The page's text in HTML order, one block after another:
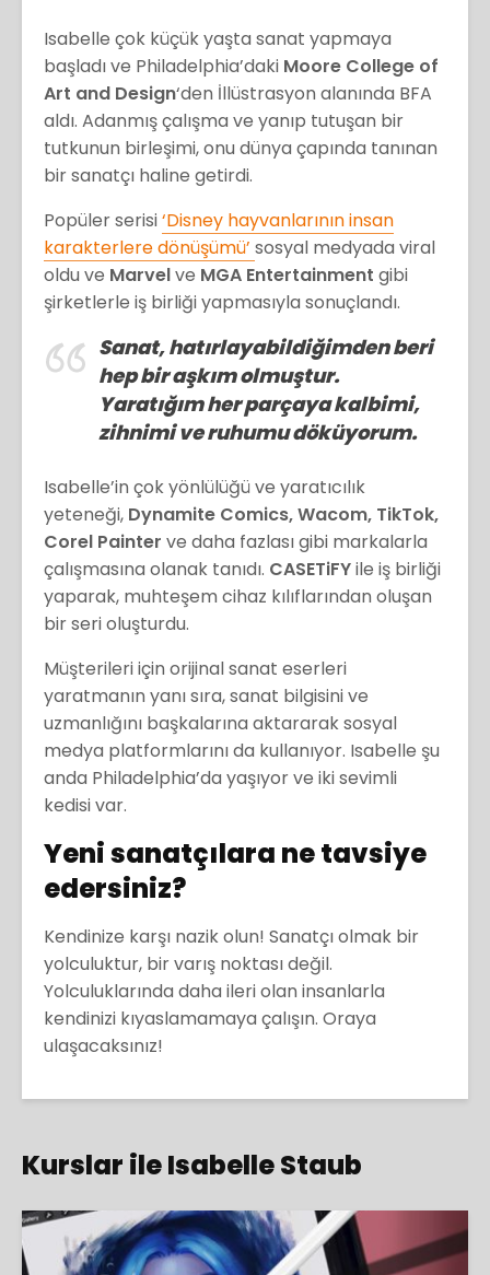
Isabelle çok küçük yaşta sanat yapmaya
başladı ve Philadelphia’daki Moore College of
Art and Design‘den İllüstrasyon alanında BFA
aldı. Adanmış çalışma ve yanıp tutuşan bir
tutkunun birleşimi, onu dünya çapında tanınan
bir sanatçı haline getirdi.
Popüler serisi‘Disney hayvanlarının insan
karakterlere dönüşümü’ sosyal medyada viral
oldu ve Marvelve MGA Entertainment gibi
şirketlerle iş birliği yapmasıyla sonuçlandı.
Sanat, hatırlayabildiğimden beri
hep bir aşkım olmuştur.
Yaratığım her parçaya kalbimi,
zihnimi ve ruhumu döküyorum.
Isabelle’in çok yönlülüğü ve yaratıcılık
yeteneği, Dynamite Comics, Wacom, TikTok,
Corel Painter ve daha fazlası gibi markalarla
çalışmasına olanak tanıdı. CASETiFYile iş birliği
yaparak, muhteşem cihaz kılıflarından oluşan
bir seri oluşturdu.
Müşterileri için orijinal sanat eserleri
yaratmanın yanı sıra, sanat bilgisini ve
uzmanlığını başkalarına aktararak sosyal
medya platformlarını da kullanıyor. Isabelle şu
anda Philadelphia’da yaşıyor ve iki sevimli
kedisi var.
Yeni sanatçılara ne tavsiye
edersiniz?
Kendinize karşı nazik olun! Sanatçı olmak bir
yolculuktur, bir varış noktası değil.
Yolculuklarında daha ileri olan insanlarla
kendinizi kıyaslamamaya çalışın. Oraya
ulaşacaksınız!
Kurslar ile Isabelle Staub